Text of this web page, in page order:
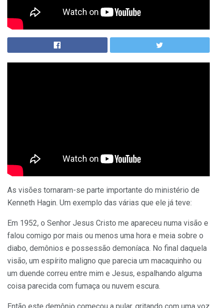
As visões tornaram-se parte importante do ministério de
Kenneth Hagin. Um exemplo das várias que ele já teve:
Em 1952, o Senhor Jesus Cristo me apareceu numa visão e
falou comigo por mais ou menos uma hora e meia sobre o
diabo, demônios e possessão demoníaca. No final daquela
visão, um espírito maligno que parecia um macaquinho ou
um duende correu entre mim e Jesus, espalhando alguma
coisa parecida com fumaça ou nuvem escura.